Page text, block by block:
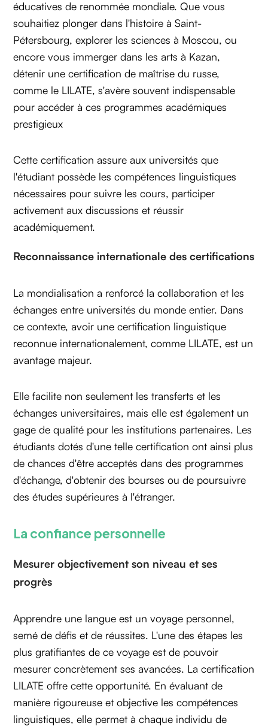
éducatives de renommée mondiale. Que vous
souhaitiez plonger dans l'histoire à Saint-
Pétersbourg, explorer les sciences à Moscou, ou
encore vous immerger dans les arts à Kazan,
détenir une certification de maîtrise du russe,
comme le LILATE, s'avère souvent indispensable
pour accéder à ces programmes académiques
prestigieux
Cette certification assure aux universités que
l'étudiant possède les compétences linguistiques
nécessaires pour suivre les cours, participer
activement aux discussions et réussir
académiquement.
Reconnaissance internationale des certifications
La mondialisation a renforcé la collaboration et les
échanges entre universités du monde entier. Dans
ce contexte, avoir une certification linguistique
reconnue internationalement, comme LILATE, est un
avantage majeur.
Elle facilite non seulement les transferts et les
échanges universitaires, mais elle est également un
gage de qualité pour les institutions partenaires. Les
étudiants dotés d'une telle certification ont ainsi plus
de chances d'être acceptés dans des programmes
d'échange, d'obtenir des bourses ou de poursuivre
des études supérieures à l'étranger.
La confiance personnelle
Mesurer objectivement son niveau et ses
progrès‍
Apprendre une langue est un voyage personnel,
semé de défis et de réussites. L'une des étapes les
plus gratifiantes de ce voyage est de pouvoir
mesurer concrètement ses avancées. La certification
LILATE offre cette opportunité. En évaluant de
manière rigoureuse et objective les compétences
linguistiques, elle permet à chaque individu de